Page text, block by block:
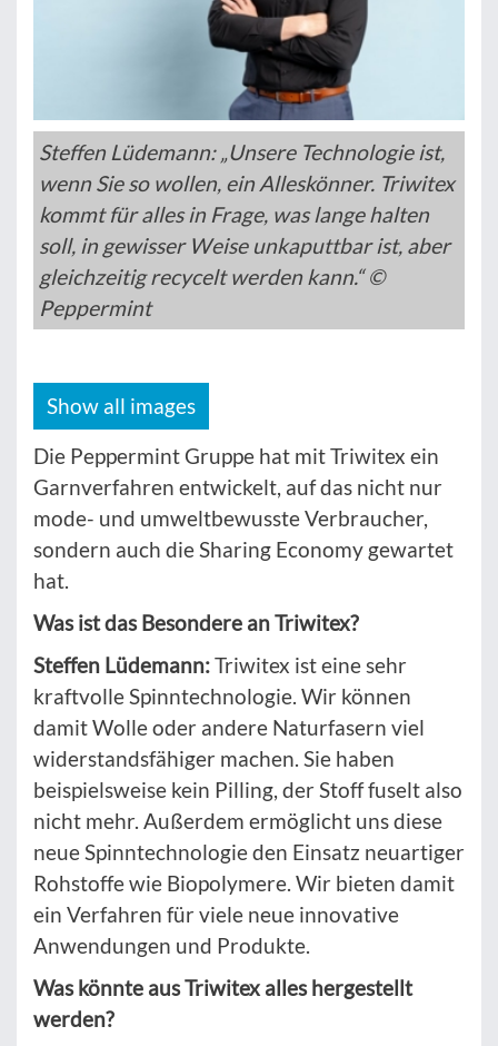
Steffen Lüdemann: „Unsere Technologie ist,
wenn Sie so wollen, ein Alleskönner. Triwitex
kommt für alles in Frage, was lange halten
soll, in gewisser Weise unkaputtbar ist, aber
gleichzeitig recycelt werden kann.“ ©
Peppermint
Show all images
Die Peppermint Gruppe hat mit Triwitex ein
Garnverfahren entwickelt, auf das nicht nur
mode- und umweltbewusste Verbraucher,
sondern auch die Sharing Economy gewartet
hat.
Was ist das Besondere an Triwitex?
Steffen Lüdemann:Triwitex ist eine sehr
kraftvolle Spinntechnologie. Wir können
damit Wolle oder andere Naturfasern viel
widerstandsfähiger machen. Sie haben
beispielsweise kein Pilling, der Stoff fuselt also
nicht mehr. Außerdem ermöglicht uns diese
neue Spinntechnologie den Einsatz neuartiger
Rohstoffe wie Biopolymere. Wir bieten damit
ein Verfahren für viele neue innovative
Anwendungen und Produkte.
Was könnte aus Triwitex alles hergestellt
werden?